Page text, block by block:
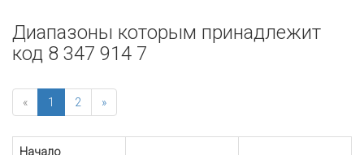
Диапазоны которым принадлежит
код 8 347 914 7
« 1 2 »
Начало